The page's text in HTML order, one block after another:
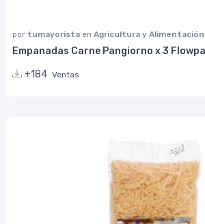
por tumayorista en Agricultura y Alimentación
Empanadas Carne Pangiorno x 3
+184 Ventas